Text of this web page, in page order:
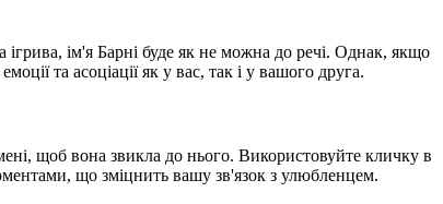
ім'я Барні буде як не можна до речі. Однак, якщо
та асоціації як у вас, так і у вашого друга.
щоб вона звикла до нього. Використовуйте кличку в
що зміцнить вашу зв'язок з улюбленцем.